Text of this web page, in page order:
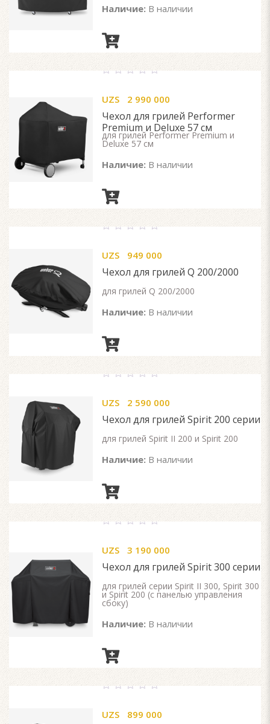
Наличие: В наличии
of
UZS 2 990 000
Чехол для грилей Performer
Premium и Deluxe 57 см
для грилей Performer Premium и
Deluxe 57 см
Наличие: В наличии
of
UZS 949 000
Чехол для грилей Q 200/2000
для грилей Q 200/2000
Наличие: В наличии
of
UZS 2 590 000
Чехол для грилей Spirit 200 серии
для грилей Spirit II 200 и Spirit 200
Наличие: В наличии
of
UZS 3 190 000
Чехол для грилей Spirit 300 серии
для грилей серии Spirit II 300, Spirit 300
и Spirit 200 (с панелью управления
сбоку)
Наличие: В наличии
of
UZS 899 000